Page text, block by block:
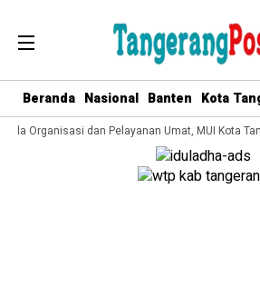
Beranda Nasional Banten Kota
Organisasi dan Pelayanan Umat, MUI Kota